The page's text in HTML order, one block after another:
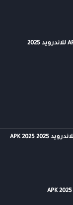
تنزيل برنامج Microsoft Teams مهكر APK للاندرويد 2025
تنزيل لعبه Farm Heroes Saga مهكرة للاندرويد APK 2025 2025